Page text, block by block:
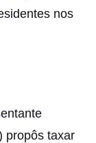
nos
propôs taxar